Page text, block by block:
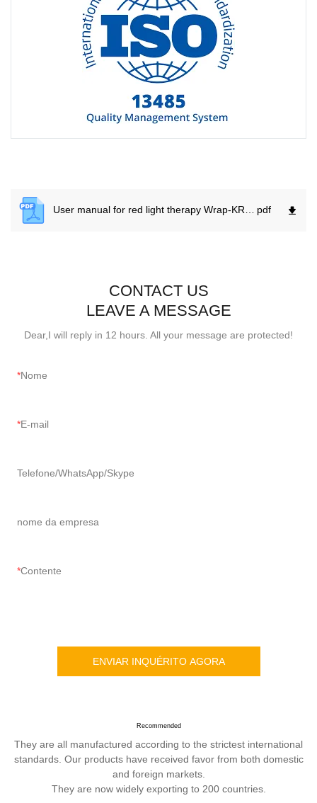
pdf
CONTACT US
LEAVE A MESSAGE
Dear,I will reply in 12 hours. All your message are protected!
Nome
E-mail
Telefone/WhatsApp/Skype
nome da empresa
Contente
ENVIAR INQUÉRITO AGORA
Recommended
They are all manufactured according to the strictest international
standards. Our products have received favor from both domestic
and foreign markets.
They are now widely exporting to 200 countries.